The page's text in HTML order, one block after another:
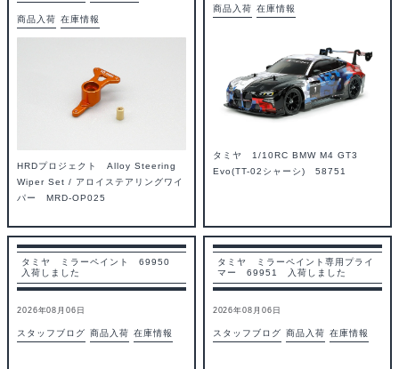
商品入荷 在庫情報
HRDプロジェクト Alloy Steering
Wiper Set / アロイステアリングワイ
パー MRD-OP025
商品入荷 在庫情報
タミヤ 1/10RC BMW M4 GT3
Evo(TT-02シャーシ) 58751
タミヤ ミラーペイント 69950
入荷しました
2026年08月06日
スタッフブログ 商品入荷 在庫情報
タミヤ ミラーペイント専用プライ
マー 69951 入荷しました
2026年08月06日
スタッフブログ 商品入荷 在庫情報